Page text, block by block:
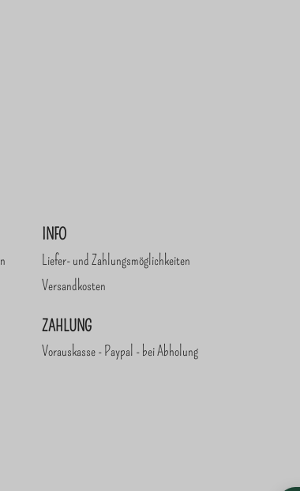
INFO
Liefer- und Zahlungsmöglichkeiten
Versandkosten
ZAHLUNG
Vorauskasse - Paypal - bei Abholung